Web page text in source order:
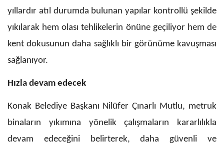
yıllardır atıl durumda bulunan yapılar kontrollü şekilde
yıkılarak hem olası tehlikelerin önüne geçiliyor hem de
kent dokusunun daha sağlıklı bir görünüme kavuşması
sağlanıyor.
Hızla devam edecek
Konak Belediye Başkanı Nilüfer Çınarlı Mutlu, metruk
binaların yıkımına yönelik çalışmaların kararlılıkla
devam edeceğini belirterek, daha güvenli ve